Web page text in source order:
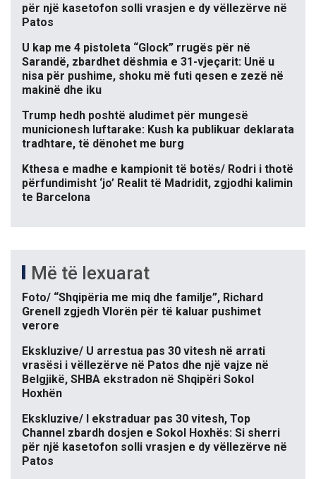
për një kasetofon solli vrasjen e dy vëllezërve në
Patos
U kap me 4 pistoleta “Glock” rrugës për në
Sarandë, zbardhet dëshmia e 31-vjeçarit: Unë u
nisa për pushime, shoku më futi qesen e zezë në
makinë dhe iku
Trump hedh poshtë aludimet për mungesë
municionesh luftarake: Kush ka publikuar deklarata
tradhtare, të dënohet me burg
Kthesa e madhe e kampionit të botës/ Rodri i thotë
përfundimisht ‘jo’ Realit të Madridit, zgjodhi kalimin
te Barcelona
Më të lexuarat
Foto/ “Shqipëria me miq dhe familje”, Richard
Grenell zgjedh Vlorën për të kaluar pushimet
verore
Ekskluzive/ U arrestua pas 30 vitesh në arrati
vrasësi i vëllezërve në Patos dhe një vajze në
Belgjikë, SHBA ekstradon në Shqipëri Sokol
Hoxhën
Ekskluzive/ I ekstraduar pas 30 vitesh, Top
Channel zbardh dosjen e Sokol Hoxhës: Si sherri
për një kasetofon solli vrasjen e dy vëllezërve në
Patos